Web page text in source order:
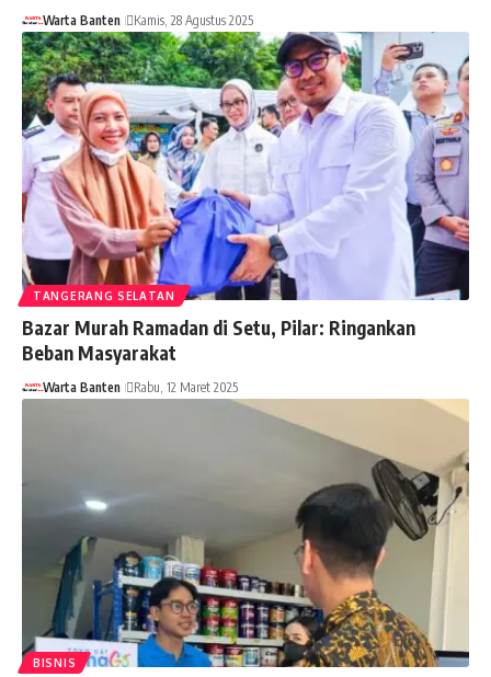
Warta Banten Kamis, 28 Agustus 2025
TANGERANG SELATAN
Bazar Murah Ramadan di Setu, Pilar: Ringankan
Beban Masyarakat
Warta Banten Rabu, 12 Maret 2025
BISNIS